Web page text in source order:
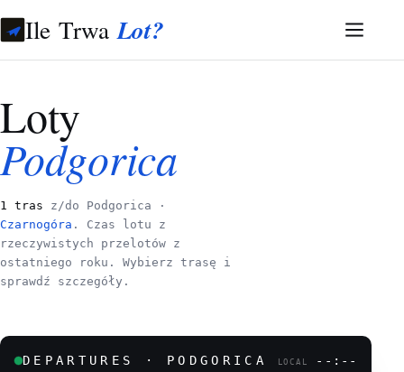
Ile TrwaLot?
Loty
Podgorica
1 tras z/do Podgorica ·
Czarnogóra . Czas lotu z
rzeczywistych przelotów z
ostatniego roku. Wybierz trasę i
sprawdź szczegóły.
DEPARTURES · PODGORICA LOCAL --:--